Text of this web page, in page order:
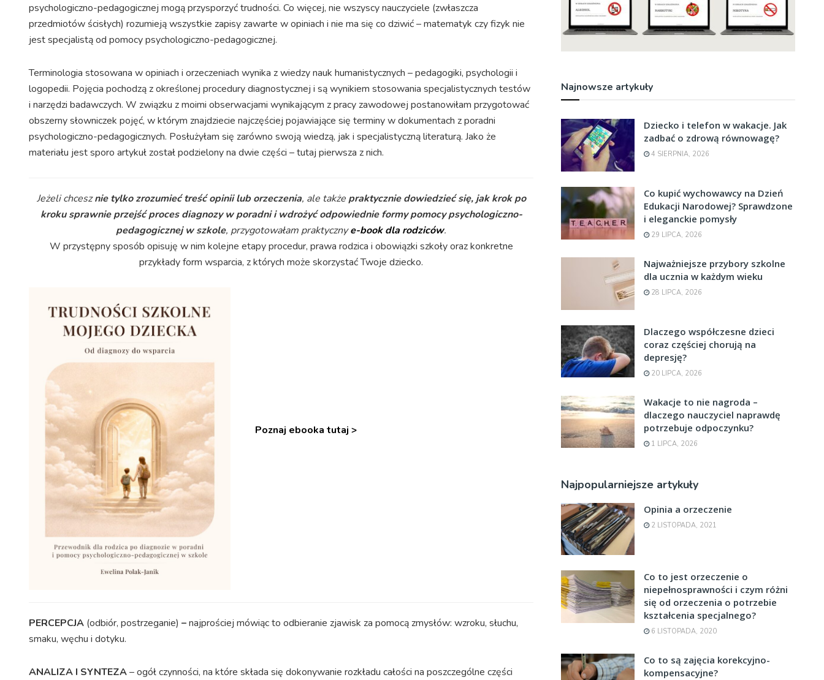
psychologiczno-pedagogicznej mogą przysporzyć trudności. Co więcej, nie wszyscy nauczyciele (zwłaszcza
przedmiotów ścisłych) rozumieją wszystkie zapisy zawarte w opiniach i nie ma się co dziwić – matematyk czy fizyk nie
jest specjalistą od pomocy psychologiczno-pedagogicznej.
Terminologia stosowana w opiniach i orzeczeniach wynika z wiedzy nauk humanistycznych – pedagogiki, psychologii i
logopedii. Pojęcia pochodzą z określonej procedury diagnostycznej i są wynikiem stosowania specjalistycznych testów
i narzędzi badawczych. W związku z moimi obserwacjami wynikającym z pracy zawodowej postanowiłam przygotować
obszerny słowniczek pojęć, w którym znajdziecie najczęściej pojawiające się terminy w dokumentach z poradni
psychologiczno-pedagogicznych. Posłużyłam się zarówno swoją wiedzą, jak i specjalistyczną literaturą. Jako że
materiału jest sporo artykuł został podzielony na dwie części – tutaj pierwsza z nich.
Jeżeli chcesznie tylko zrozumieć treść opinii lub orzeczenia, ale także praktycznie dowiedzieć się, jak krok po
kroku sprawnie przejść proces diagnozy w poradni i wdrożyć odpowiednie formy pomocy psychologiczno-
pedagogicznej w szkole, przygotowałam praktycznye-book dla rodziców.
W przystępny sposób opisuję w nim kolejne etapy procedur, prawa rodzica i obowiązki szkoły oraz konkretne
przykłady form wsparcia, z których może skorzystać Twoje dziecko.
Poznaj ebooka tutaj >
PERCEPCJA (odbiór, postrzeganie) –najprościej mówiąc to odbieranie zjawisk za pomocą zmysłów: wzroku, słuchu,
smaku, węchu i dotyku.
ANALIZA I SYNTEZA– ogół czynności, na które składa się dokonywanie rozkładu całości na poszczególne części
Najnowsze artykuły
Dziecko i telefon w wakacje. Jak
zadbać o zdrową równowagę?
4 SIERPNIA, 2026
Co kupić wychowawcy na Dzień
Edukacji Narodowej? Sprawdzone
i eleganckie pomysły
29 LIPCA, 2026
Najważniejsze przybory szkolne
dla ucznia w każdym wieku
28 LIPCA, 2026
Dlaczego współczesne dzieci
coraz częściej chorują na
depresję?
20 LIPCA, 2026
Wakacje to nie nagroda –
dlaczego nauczyciel naprawdę
potrzebuje odpoczynku?
1 LIPCA, 2026
Najpopularniejsze artykuły
Opinia a orzeczenie
2 LISTOPADA, 2021
Co to jest orzeczenie o
niepełnosprawności i czym różni
się od orzeczenia o potrzebie
kształcenia specjalnego?
6 LISTOPADA, 2020
Co to są zajęcia korekcyjno-
kompensacyjne?